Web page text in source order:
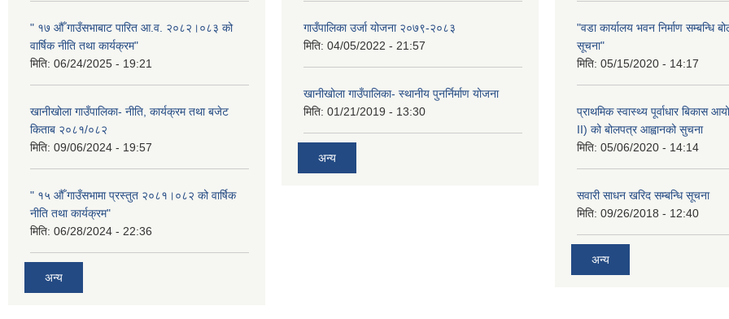
" १७ औँ गाउँसभाबाट पारित आ.व. २०८२।०८३ को
वार्षिक नीति तथा कार्यक्रम"
मिति: 06/24/2025 - 19:21
खानीखोला गाउँपालिका- नीति, कार्यक्रम तथा बजेट
किताब २०८१/०८२
मिति: 09/06/2024 - 19:57
" १५ औँ गाउँसभामा प्रस्तुत २०८१।०८२ को वार्षिक
नीति तथा कार्यक्रम"
मिति: 06/28/2024 - 22:36
अन्य
गाउँपालिका उर्जा योजना २०७९-२०८३
मिति: 04/05/2022 - 21:57
खानीखोला गाउँपालिका- स्थानीय पुनर्निर्माण योजना
मिति: 01/21/2019 - 13:30
अन्य
"वडा कार्यालय भवन निर्माण सम्बन्धि
सूचना"
मिति: 05/15/2020 - 14:17
प्राथमिक स्वास्थ्य पूर्वाधार बिकास
II) को बोलपत्र आह्वानको सुचना
मिति: 05/06/2020 - 14:14
सवारी साधन खरिद सम्बन्धि सूचना
मिति: 09/26/2018 - 12:40
अन्य